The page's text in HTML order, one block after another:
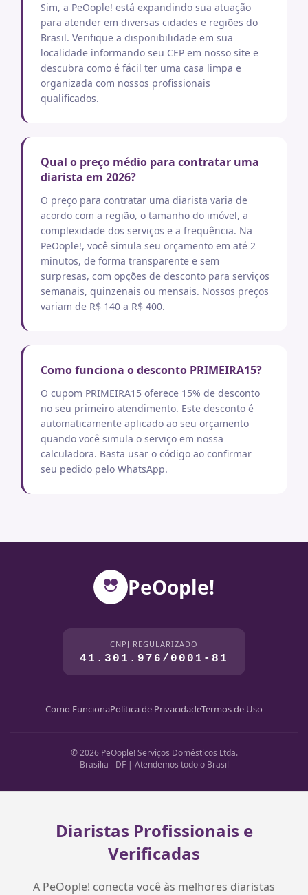
Sim, a PeOople! está expandindo sua atuação
para atender em diversas cidades e regiões do
Brasil. Verifique a disponibilidade em sua
localidade informando seu CEP em nosso site e
descubra como é fácil ter uma casa limpa e
organizada com nossos profissionais
qualificados.
Qual o preço médio para contratar uma
diarista em 2026?
O preço para contratar uma diarista varia de
acordo com a região, o tamanho do imóvel, a
complexidade dos serviços e a frequência. Na
PeOople!, você simula seu orçamento em até 2
minutos, de forma transparente e sem
surpresas, com opções de desconto para serviços
semanais, quinzenais ou mensais. Nossos preços
variam de R$ 140 a R$ 400.
Como funciona o desconto PRIMEIRA15?
O cupom PRIMEIRA15 oferece 15% de desconto
no seu primeiro atendimento. Este desconto é
automaticamente aplicado ao seu orçamento
quando você simula o serviço em nossa
calculadora. Basta usar o código ao confirmar
seu pedido pelo WhatsApp.
PeOople!
CNPJ REGULARIZADO
41.301.976/0001-81
Como FuncionaPolítica de PrivacidadeTermos de Uso
© 2026 PeOople! Serviços Domésticos Ltda.
Brasília - DF | Atendemos todo o Brasil
Diaristas Profissionais e
Verificadas
A PeOople! conecta você às melhores diaristas